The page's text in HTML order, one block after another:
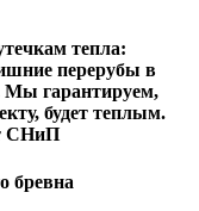
тепла:
перерубы в
Мы гарантируем,
будет теплым.
СНиП
бревна